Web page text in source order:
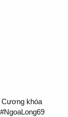
Cương khóa